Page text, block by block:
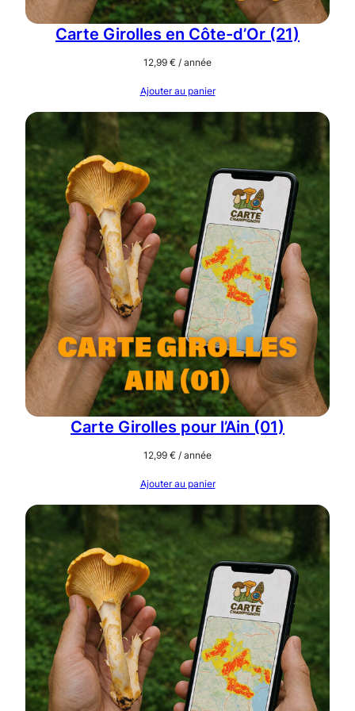
8
Carte Girolles en Côte-d’Or (21)
12,99 € / année
Ajouter au panier
Carte Girolles pour l’Ain (01)
12,99 € / année
Ajouter au panier